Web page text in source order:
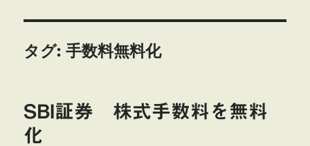
タグ:手数料無料化
SBI証券 株式手数料を無料
化